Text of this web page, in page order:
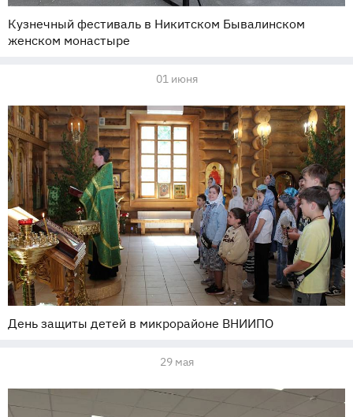
Кузнечный фестиваль в Никитском Бывалинском
женском монастыре
01 июня
День защиты детей в микрорайоне ВНИИПО
29 мая